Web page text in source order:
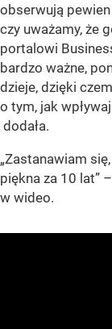
obserwują
czy uważamy, że
portalowi
bardzo ważne,
dzieje, dzięki
o tym, jak
dodała.
„Zastanawiam
piękna za 10 lat”
w wideo.